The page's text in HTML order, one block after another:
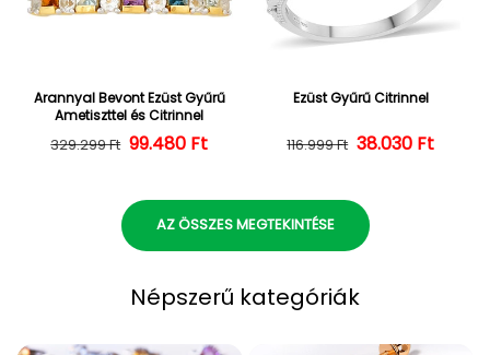
Arannyal Bevont Ezüst Gyűrű
Ametiszttel és Citrinnel
Normál ár
329.299 Ft Kedvezményes ár
99.480 Ft
Ezüst Gyűrű Citrinnel
Normál ár
116.999 Ft 38.030 Ft
AZ ÖSSZES MEGTEKINTÉSE
Népszerű kategóriák